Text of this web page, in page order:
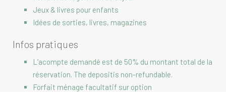
Jeux & livres pour enfants
Idées de sorties, livres, magazines
Infos pratiques
L’acompte demandé est de 50% du montant total de la
réservation. The depositis non-refundable.
Forfait ménage facultatif sur option